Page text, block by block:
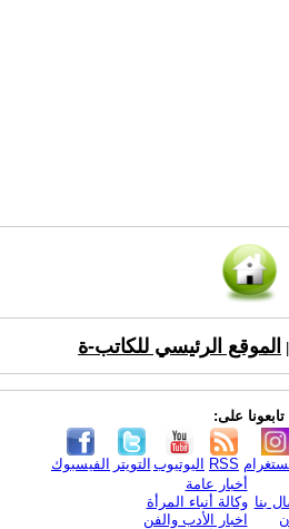
الموقع الرئيسي للكاتب-ة
تابعونا على:
الفيسبوك التويتر اليوتيوب RSS
بنا
أخبار عامة
وكالة أنباء المرأة
اخبار الأدب والفن